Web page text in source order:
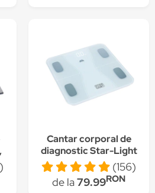
Cantar corporal de
diagnostic Star-Light
BFC-180BTW, Smart,
App Android/IOS,
Display LED, 180 Kg,
(156)
de la79.99RON